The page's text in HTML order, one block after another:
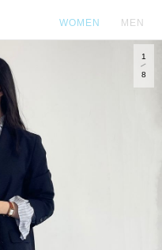
WOMEN MEN
1
8